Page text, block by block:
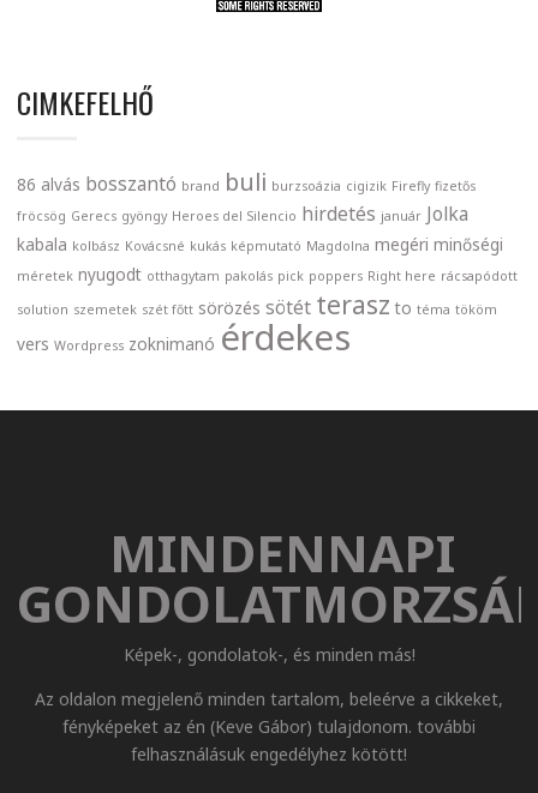
CIMKEFELHŐ
86 alvás bosszantó brand buli burzsoázia cigizik Firefly fizetős
fröcsög Gerecs gyöngy Heroes del Silencio hirdetés január Jolka
kabala kolbász Kovácsné kukás képmutató Magdolna megéri minőségi
méretek nyugodt otthagytam pakolás pick poppers Right here rácsapódott
solution szemetek szét főtt sörözés sötét terasz to téma tököm
vers Wordpress zoknimanó érdekes
MINDENNAPI
Képek-, gondolatok-, és minden más!
Az oldalon megjelenő minden tartalom, beleérve a cikkeket,
fényképeket az én (Keve Gábor) tulajdonom. további
felhasználásuk engedélyhez kötött!